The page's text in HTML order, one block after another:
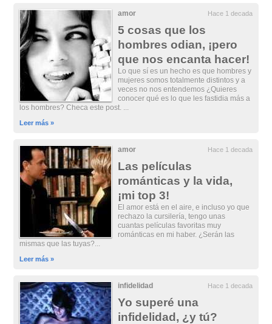
amor Hace 1 decada
5 cosas que los
hombres odian, ¡pero
que nos encanta hacer!
Lo que sí es un hecho es que hombres y
mujeres somos totalmente distintos y a
veces no nos entendemos ¿Quieres
conocer qué es lo que les fastidia más a
los hombres? Checa este post. ...
Leer más »
amor Hace 1 decada
Las películas
románticas y la vida,
¡mi top 3!
El amor está en el aire, e incluso yo que
rechazo la cursilería, tengo unas
cuantas películas favoritas muy
románticas en mi haber. ¿Serán las
mismas que las tuyas?...
Leer más »
infidelidad Hace 1 decada
Yo superé una
infidelidad, ¿y tú?